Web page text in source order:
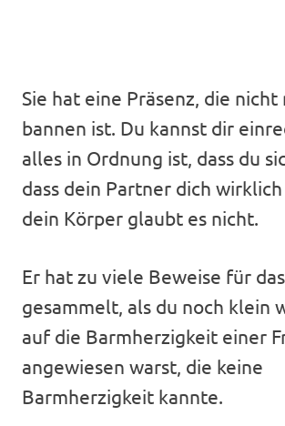
Sie hat eine Präsenz, die
bannen ist. Du kannst dir
alles in Ordnung ist, dass du
dass dein Partner dich
dein Körper glaubt es nicht.
Er hat zu viele Beweise für
gesammelt, als du noch klein
auf die Barmherzigkeit einer
angewiesen warst, die keine
Barmherzigkeit kannte.